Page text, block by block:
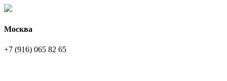
Москва
+7 (916) 065 82 65